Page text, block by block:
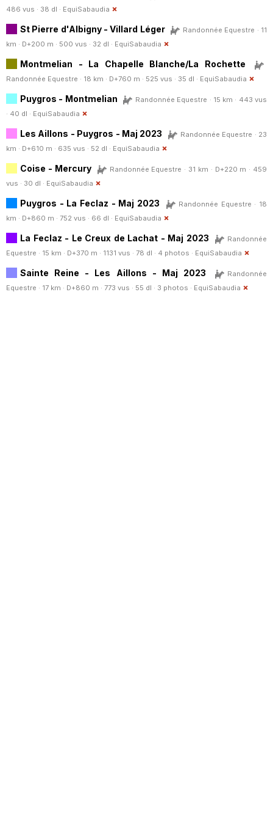
486 vus · 38 dl · EquiSabaudia
St Pierre d'Albigny - Villard Léger
Randonnée Equestre · 11
km · D+200 m · 500 vus · 32 dl · EquiSabaudia
Montmelian - La Chapelle Blanche/La Rochette
Randonnée Equestre · 18 km · D+760 m · 525 vus · 35 dl · EquiSabaudia
Puygros - Montmelian
Randonnée Equestre · 15 km · 443 vus
· 40 dl · EquiSabaudia
Les Aillons - Puygros - Maj 2023
Randonnée Equestre · 23
km · D+610 m · 635 vus · 52 dl · EquiSabaudia
Coise - Mercury
Randonnée Equestre · 31 km · D+220 m · 459
vus · 30 dl · EquiSabaudia
Puygros - La Feclaz - Maj 2023
Randonnée Equestre · 18
km · D+860 m · 752 vus · 66 dl · EquiSabaudia
La Feclaz - Le Creux de Lachat - Maj 2023
Randonnée
Equestre · 15 km · D+370 m · 1131 vus · 78 dl · 4 photos · EquiSabaudia
Sainte Reine - Les Aillons - Maj 2023
Randonnée
Equestre · 17 km · D+860 m · 773 vus · 55 dl · 3 photos · EquiSabaudia